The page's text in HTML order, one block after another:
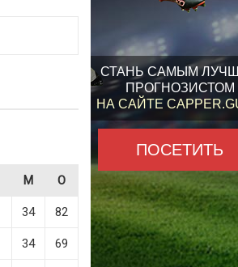
СТАНЬ САМЫМ
ПРОГНОЗИСТОМ
НА САЙТЕ
ПОСЕТИТЬ
М О
34 82
34 69